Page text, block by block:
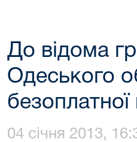
До відома
Одеського
04 січня 2013,